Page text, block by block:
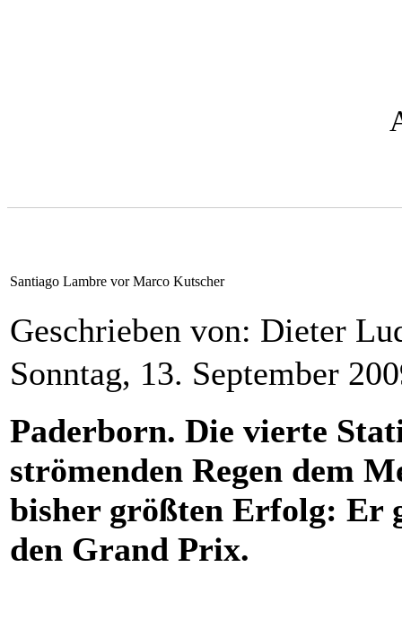
Santiago Lambre vor Marco Kutscher
Geschrieben von: Dieter
Sonntag, 13. September
Paderborn. Die vierte
strömenden Regen dem
bisher größten Erfolg: Er
den Grand Prix.